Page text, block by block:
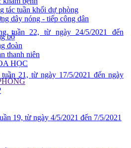
tác tuần khối dự phòng
dây nóng - tiếp công dân
bộ
đoàn
thanh niên
HỌC
tuần 22, từ ngày 24/5/2021 đến
21, từ ngày 17/5/2021 đến ngày
19, từ ngày 4/5/2021 đến 7/5/2021